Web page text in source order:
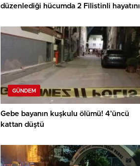
düzenlediği hücumda 2 Filistinli hayatını
GÜNDEM
Gebe bayanın kuşkulu ölümü! 4’üncü
kattan düştü